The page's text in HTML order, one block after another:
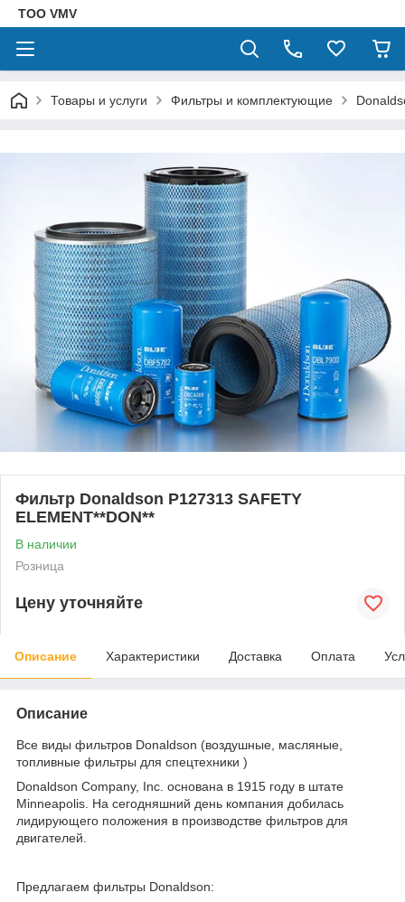
ТОО VMV
Товары и услуги Фильтры и комплектующие
Фильтр Donaldson P127313 SAFETY
ELEMENT**DON**
В наличии
Розница
Цену уточняйте
Описание Характеристики Доставка Оплата
Описание
Все виды фильтров Donaldson (воздушные, масляные,
топливные фильтры для спецтехники )
Donaldson Company, Inc. основана в 1915 году в штате
Minneapolis. На сегодняшний день компания добилась
лидирующего положения в производстве фильтров для
двигателей.
Предлагаем фильтры Donaldson: